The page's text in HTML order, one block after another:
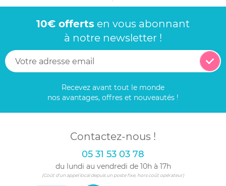
10€ offerts en vous abonnant
à notre newsletter !
Recevez avant tout le monde
nos avantages, offres et nouveautés !
Contactez-nous !
05 31 53 03 78
du lundi au vendredi de 10h à 17h
(Coût d'un appel local depuis un poste fixe, hors coût opérateur)